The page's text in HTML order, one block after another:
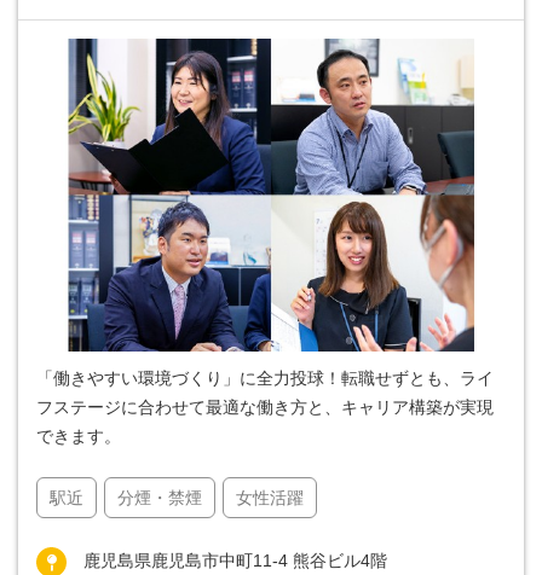
「働きやすい環境づくり」に全力投球！転職せずとも、ライ
フステージに合わせて最適な働き方と、キャリア構築が実現
できます。
駅近 分煙・禁煙 女性活躍
鹿児島県鹿児島市中町11-4 熊谷ビル4階